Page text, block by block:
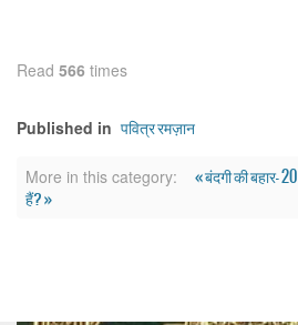
Read 566 times
Published in पवित्र रमज़ान
More in this category: « बंदगी की बहार- 20
हैं? »